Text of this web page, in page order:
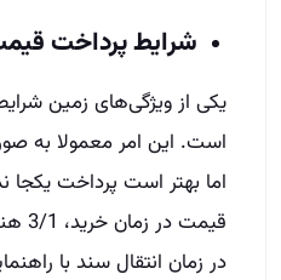
شرایط پرداخت
یکی از ویژگی‌های زمین
است. این امر معمولا به
در زمان انتقال سند با